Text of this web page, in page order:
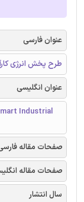
عنوان فارسی
طرح پخش انرژی
عنوان انگلیسی
Industrial
صفحات مقاله
صفحات مقاله
سال انتشار